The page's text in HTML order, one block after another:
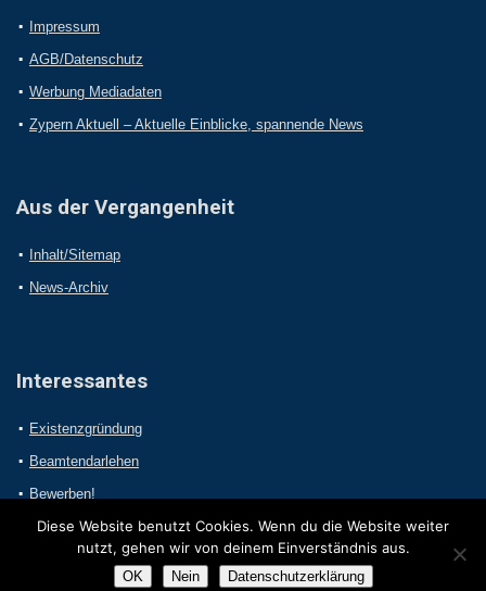
Impressum
AGB/Datenschutz
Werbung Mediadaten
Zypern Aktuell – Aktuelle Einblicke, spannende News
Aus der Vergangenheit
Inhalt/Sitemap
News-Archiv
Interessantes
Existenzgründung
Beamtendarlehen
Bewerben!
2017 Online-Presseportal.com. Alle Rechte vorbehalten.
Diese Website benutzt Cookies. Wenn du die Website weiter
nutzt, gehen wir von deinem Einverständnis aus.
OK Nein Datenschutzerklärung